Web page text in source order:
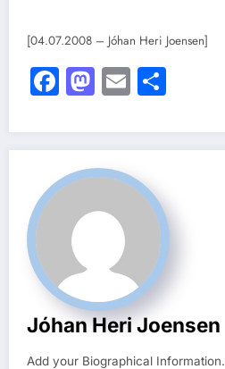
[04.07.2008 – Jóhan Heri Joensen]
Facebook
Mastodon
Email
Jóhan Heri Joensen
Add your Biographical Information.